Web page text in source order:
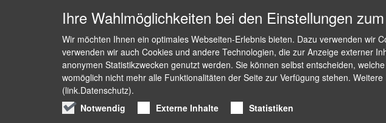
Ihre Wahlmöglichkeiten bei den Einstellungen
Wir möchten Ihnen ein optimales Webseiten-Erlebnis bieten. Dazu verwenden wir
verwenden wir auch Cookies und andere Technologien, die zur Anzeige externer
anonymen Statistikzwecken genutzt werden. Sie können selbst entscheiden,
womöglich nicht mehr alle Funktionalitäten der Seite zur Verfügung stehen.
(link.Datenschutz).
Notwendig
Externe Inhalte Statistiken